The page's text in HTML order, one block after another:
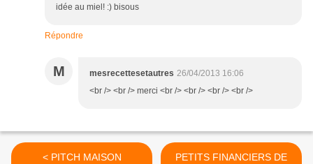
idée au miel! :) bisous
Répondre
M mesrecettesetautres 26/04/2013 16:06
<br /> <br /> merci <br /> <br /> <br /> <br />
< PITCH MAISON
PETITS FINANCIERS DE